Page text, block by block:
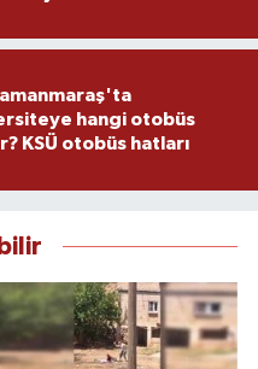
hangi otobüs
KSÜ otobüs hatları